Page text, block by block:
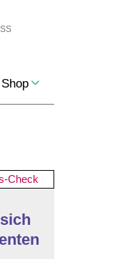
Shop
Check